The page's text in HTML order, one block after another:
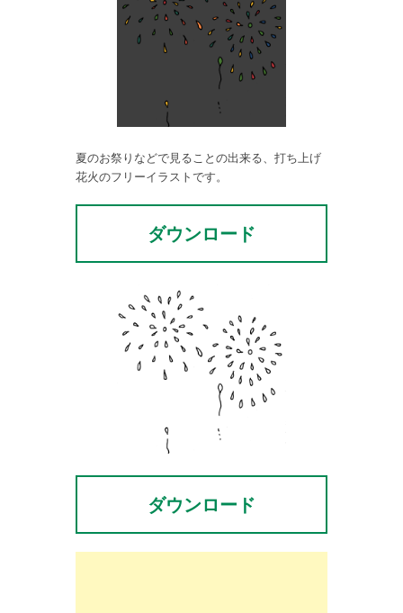
夏のお祭りなどで見ることの出来る、打ち上げ
花火のフリーイラストです。
ダウンロード
ダウンロード